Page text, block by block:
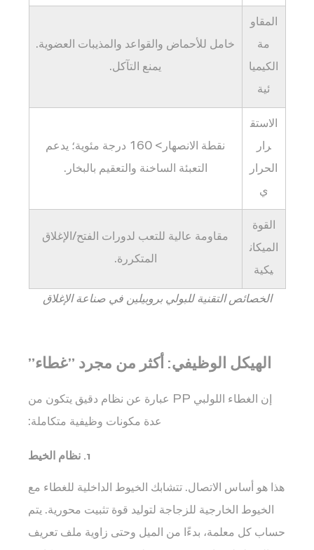
الواضح
4
تقنيات
التصنيع:
الحقن
مقابل
5
مراقبة
الصناعة
العملية
ونصائح
الاستخدام
7
توافق
الحشوة
الخصائص التقنية للبولي بروبيلين في صناعة الإغلاق
المقاو
مة
الكيميا
ئية
خامل للأحماض والقواعد والمذيبات العضوية.
يمنع التآكل.
الاستق
رار
الحرار
ي
نقطة الانصهار> 160 درجة مئوية؛ يدعم
التعبئة الساخنة والتعقيم بالبخار.
القوة
الميكان
يكية
مقاومة عالية للتعب لدورات الفتح/الإغلاق
المتكررة.
الهيكل الوظيفي: أكثر من مجرد "غطاء"
إن الغطاء اللولبي PP عبارة عن نظام دقيق يتكون من
عدة مكونات وظيفية متكاملة:
1. نظام الخيط
هذا هو أساس الاتصال. تتشابك الخيوط الداخلية للغطاء مع
الخيوط الخارجية للزجاجة لتوليد قوة تثبيت محورية. يتم
حساب كل معلمة، بدءًا من الميل وحتى زاوية ملف تعريف